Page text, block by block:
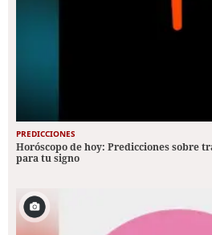
PREDICCIONES
Horóscopo de hoy: Predicciones sobre
para tu signo